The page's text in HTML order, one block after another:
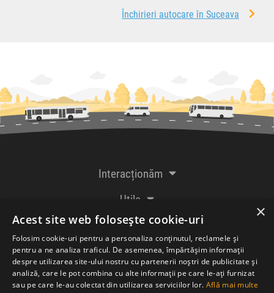
Închirieri autocare în Suceava
Interacționăm
Utile
De la creatorii
Acceptăm plăți cu
×
Acest site web folosește cookie-uri
Folosim cookie-uri pentru a personaliza conținutul, reclamele și
pentru a ne analiza traficul. De asemenea, împărtășim informații
despre utilizarea site-ului nostru cu partenerii noștri de publicitate și
analiză, care le pot combina cu alte informații pe care le-ați furnizat
sau pe care le-au colectat din utilizarea serviciilor lor. Află mai multe